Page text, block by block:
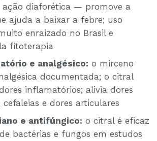
diaforética — promove a
ajuda a baixar a febre; uso
enraizado no Brasil e
fitoterapia
e analgésico: o mirceno
documentada; o citral
inflamatórios; alivia dores
cefaleias e dores articulares
e antifúngico: o citral é eficaz
bactérias e fungos em estudos